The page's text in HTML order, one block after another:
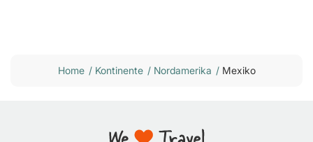
Home / Kontinente / Nordamerika / Mexiko